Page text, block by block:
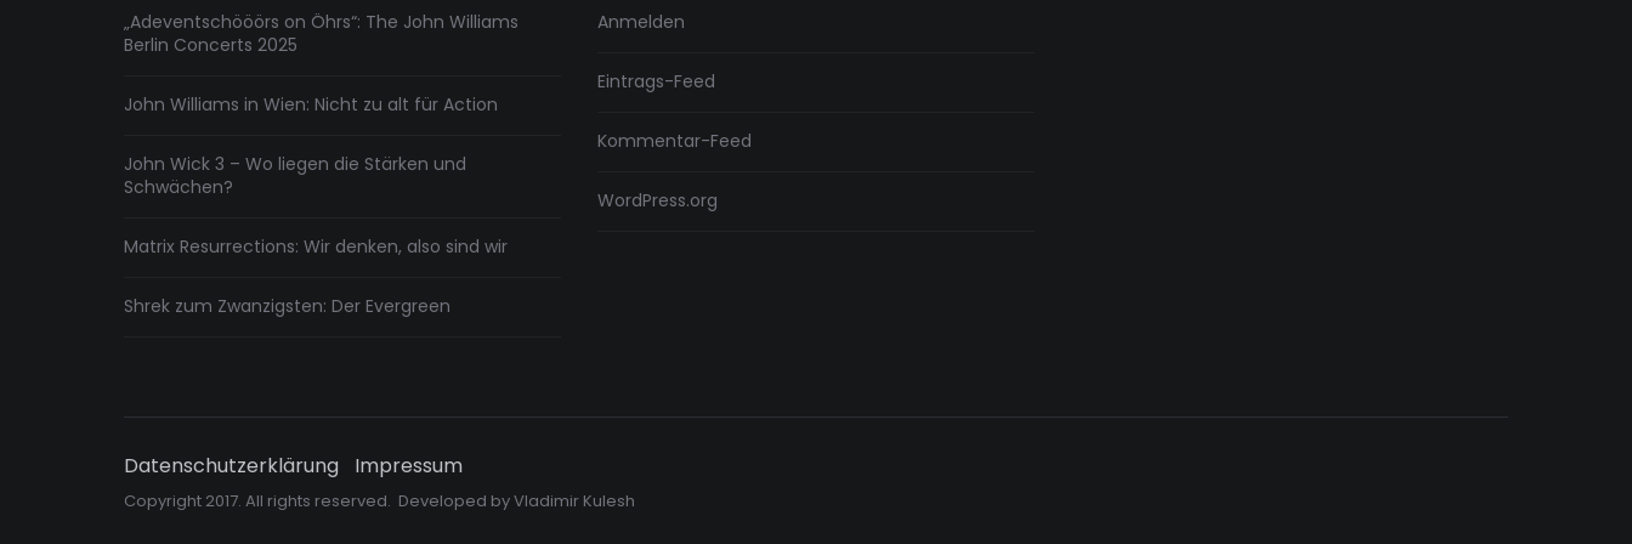
„Adeventschööörs on Öhrs“: The John Williams
Berlin Concerts 2025
John Williams in Wien: Nicht zu alt für Action
John Wick 3 – Wo liegen die Stärken und
Schwächen?
Matrix Resurrections: Wir denken, also sind wir
Shrek zum Zwanzigsten: Der Evergreen
Anmelden
Eintrags-Feed
Kommentar-Feed
WordPress.org
Datenschutzerklärung Impressum
Copyright 2017. All rights reserved. Developed byVladimir Kulesh